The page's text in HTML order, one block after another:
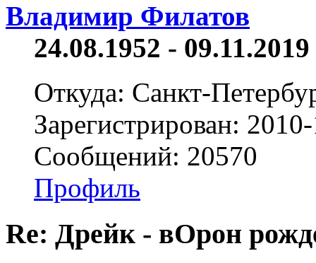
Владимир Филатов
24.08.1952 -
Откуда: Санкт-
Зарегистрирован:
Сообщений: 20570
Профиль
Re: Дрейк - вОрон